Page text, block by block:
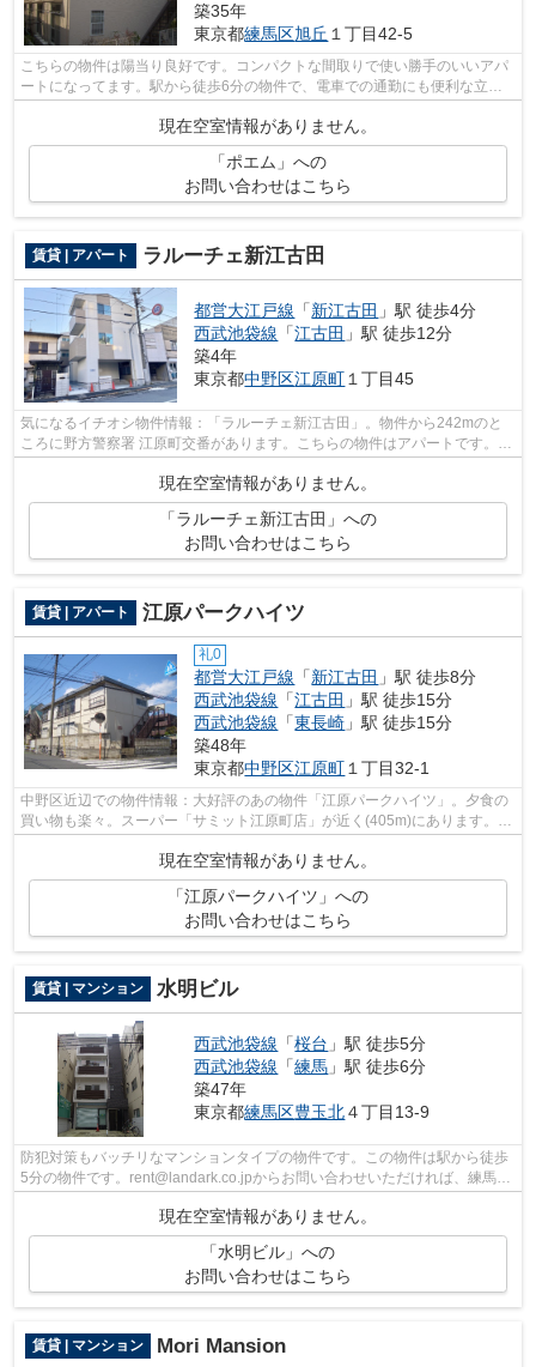
築35年
東京都練馬区旭丘 １丁目42-5
こちらの物件は陽当り良好です。コンパクトな間取りで使い勝手のいいアパ
ートになってます。駅から徒歩6分の物件で、電車での通勤にも便利な立地
現在空室情報がありません。
「ポエム」への
お問い合わせはこちら
賃貸 | アパート ラルーチェ新江古田
都営大江戸線 「新江古田 」駅 徒歩4分
西武池袋線 「江古田 」駅 徒歩12分
築4年
東京都中野区江原町 １丁目45
気になるイチオシ物件情報：「ラルーチェ新江古田」。物件から242mのと
ころに野方警察署 江原町交番があります。こちらの物件はアパートです。徒
現在空室情報がありません。
「ラルーチェ新江古田」への
お問い合わせはこちら
賃貸 | アパート 江原パークハイツ
礼0
都営大江戸線 「新江古田 」駅 徒歩8分
西武池袋線 「江古田 」駅 徒歩15分
西武池袋線 「東長崎 」駅 徒歩15分
築48年
東京都中野区江原町 １丁目32-1
中野区近辺での物件情報：大好評のあの物件「江原パークハイツ」。夕食の
買い物も楽々。スーパー「サミット江原町店」が近く(405m)にあります。お
財布にも優しい、照明要らずの明るい...
現在空室情報がありません。
「江原パークハイツ」への
お問い合わせはこちら
賃貸 | マンション 水明ビル
西武池袋線 「桜台 」駅 徒歩5分
西武池袋線 「練馬 」駅 徒歩6分
築47年
東京都練馬区豊玉北４丁目13-9
防犯対策もバッチリなマンションタイプの物件です。この物件は駅から徒歩
5分の物件です。rent@landark.co.jpからお問い合わせいただければ、練馬区
にある物件情報をご提供いたします。...
現在空室情報がありません。
「水明ビル」への
お問い合わせはこちら
賃貸 | マンション Mori Mansion